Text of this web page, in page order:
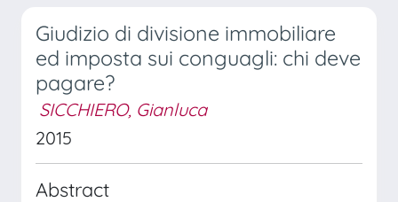
Giudizio di divisione immobiliare
ed imposta sui conguagli: chi deve
pagare?
SICCHIERO, Gianluca
2015
Abstract